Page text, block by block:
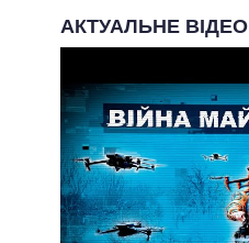
АКТУАЛЬНЕ ВІДЕО